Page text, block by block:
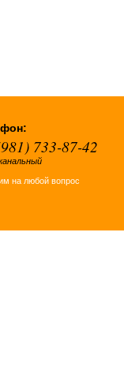
733-87-42
на любой вопрос